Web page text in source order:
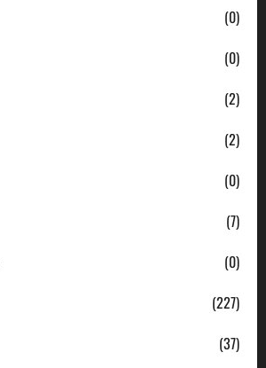
(0)
(0)
(2)
(2)
(0)
(7)
(0)
(227)
(37)